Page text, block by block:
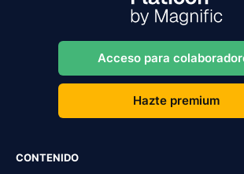
Acceso para
Hazte premium
CONTENIDO